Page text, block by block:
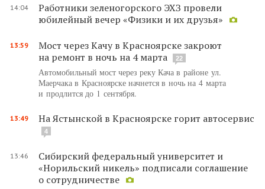
14:04
Работники зеленогорского ЭХЗ провели
юбилейный вечер «Физики и их друзья»
13:59
Мост через Качу в Красноярске закроют
на ремонт в ночь на 4 марта
22
Автомобильный мост через реку Кача в районе ул.
Маерчака в Красноярске начнется в ночь на 4 марта
и продлится до 1 сентября.
13:49 На Ястынской в Красноярске горит автосервис
4
13:46
Сибирский федеральный университет и
«Норильский никель» подписали соглашение
о сотрудничестве